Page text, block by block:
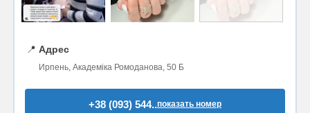
📍 Адрес
Ирпень, Академіка Ромоданова, 50 Б
+38 (093) 544..показать номер